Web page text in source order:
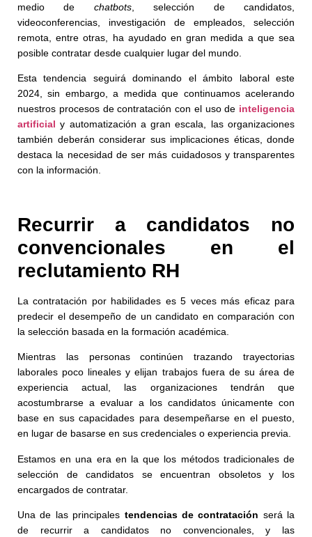
medio de chatbots, selección de candidatos,
videoconferencias, investigación de empleados, selección
remota, entre otras, ha ayudado en gran medida a que sea
posible contratar desde cualquier lugar del mundo.
Esta tendencia seguirá dominando el ámbito laboral este
2024, sin embargo, a medida que continuamos acelerando
nuestros procesos de contratación con el uso de inteligencia
artificial y automatización a gran escala, las organizaciones
también deberán considerar sus implicaciones éticas, donde
destaca la necesidad de ser más cuidadosos y transparentes
con la información.
Recurrir a candidatos no
convencionales en el
reclutamiento RH
La contratación por habilidades es 5 veces más eficaz para
predecir el desempeño de un candidato en comparación con
la selección basada en la formación académica.
Mientras las personas continúen trazando trayectorias
laborales poco lineales y elijan trabajos fuera de su área de
experiencia actual, las organizaciones tendrán que
acostumbrarse a evaluar a los candidatos únicamente con
base en sus capacidades para desempeñarse en el puesto,
en lugar de basarse en sus credenciales o experiencia previa.
Estamos en una era en la que los métodos tradicionales de
selección de candidatos se encuentran obsoletos y los
encargados de contratar.
Una de las principales tendencias de contratación será la
de recurrir a candidatos no convencionales, y las